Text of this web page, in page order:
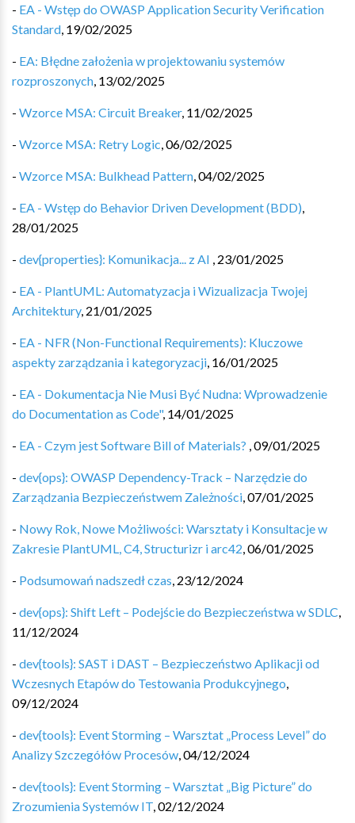
- EA - Wstęp do OWASP Application Security Verification
Standard, 19/02/2025
- EA: Błędne założenia w projektowaniu systemów
rozproszonych, 13/02/2025
- Wzorce MSA: Circuit Breaker, 11/02/2025
- Wzorce MSA: Retry Logic,06/02/2025
- Wzorce MSA: Bulkhead Pattern,04/02/2025
- EA - Wstęp do Behavior Driven Development (BDD),
28/01/2025
- dev{properties}: Komunikacja... z AI , 23/01/2025
- EA - PlantUML: Automatyzacja i Wizualizacja Twojej
Architektury, 21/01/2025
- EA - NFR (Non-Functional Requirements): Kluczowe
aspekty zarządzania i kategoryzacji, 16/01/2025
- EA - Dokumentacja Nie Musi Być Nudna: Wprowadzenie
do Documentation as Code", 14/01/2025
- EA - Czym jest Software Bill of Materials? ,09/01/2025
- dev{ops}: OWASP Dependency-Track – Narzędzie do
Zarządzania Bezpieczeństwem Zależności,07/01/2025
- Nowy Rok, Nowe Możliwości: Warsztaty i Konsultacje w
Zakresie PlantUML, C4, Structurizr i arc42,06/01/2025
- Podsumowań nadszedł czas, 23/12/2024
- dev{ops}: Shift Left – Podejście do Bezpieczeństwa w SDLC,
11/12/2024
- dev{tools}: SAST i DAST – Bezpieczeństwo Aplikacji od
Wczesnych Etapów do Testowania Produkcyjnego,
09/12/2024
- dev{tools}: Event Storming – Warsztat „Process Level” do
Analizy Szczegółów Procesów,04/12/2024
- dev{tools}: Event Storming – Warsztat „Big Picture” do
Zrozumienia Systemów IT,02/12/2024